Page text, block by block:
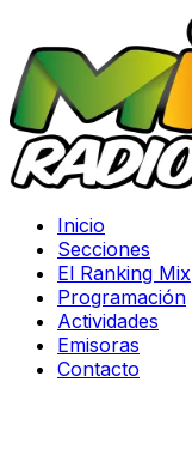
Inicio
Secciones
El Ranking Mix
Programación
Actividades
Emisoras
Contacto